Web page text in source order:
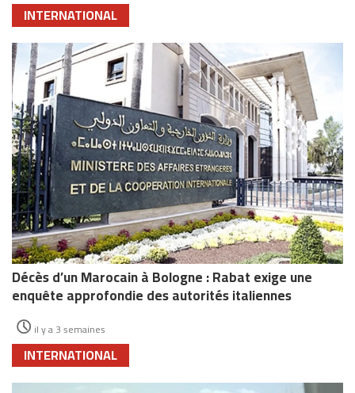
INTERNATIONAL
Décès d’un Marocain à Bologne : Rabat exige une
enquête approfondie des autorités italiennes
il y a 3 semaines
INTERNATIONAL